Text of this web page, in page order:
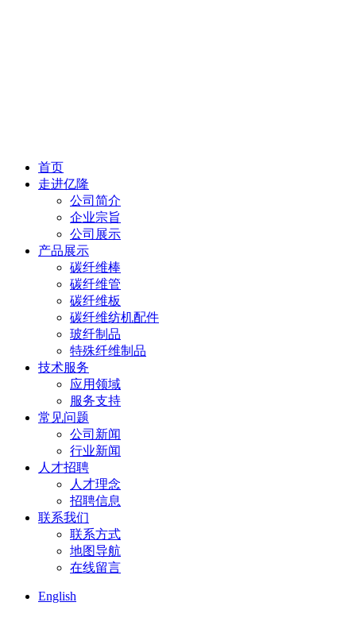
首页
走进亿隆
公司简介
企业宗旨
公司展示
产品展示
碳纤维棒
碳纤维管
碳纤维板
碳纤维纺机配件
玻纤制品
特殊纤维制品
技术服务
应用领域
服务支持
常见问题
公司新闻
行业新闻
人才招聘
人才理念
招聘信息
联系我们
联系方式
地图导航
在线留言
English